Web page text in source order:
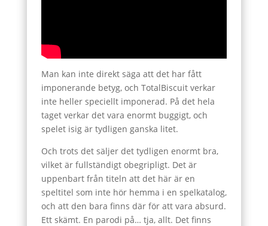
Man kan inte direkt säga att det har fått
imponerande betyg, och TotalBiscuit verkar
inte heller speciellt imponerad. På det hela
taget verkar det vara enormt buggigt, och
spelet isig är tydligen ganska litet.
Och trots det säljer det tydligen enormt bra,
vilket är fullständigt obegripligt. Det är
uppenbart från titeln att det här är en
speltitel som inte hör hemma i en spelkatalog,
och att den bara finns där för att vara absurd.
Ett skämt. En parodi på… tja, allt. Det finns